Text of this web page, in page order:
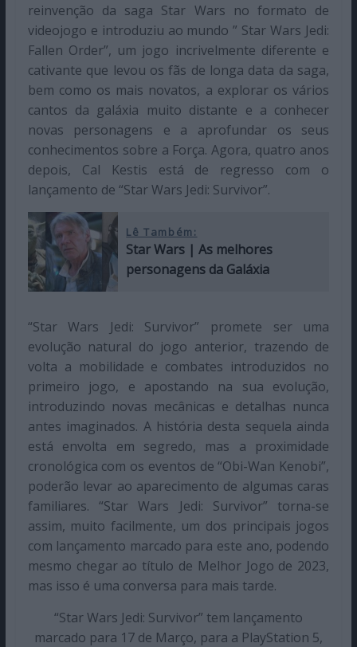
reinvenção da saga Star Wars no formato de
videojogo e introduziu ao mundo ” Star Wars Jedi:
Fallen Order”, um jogo incrivelmente diferente e
cativante que levou os fãs de longa data da saga,
bem como os mais novatos, a explorar os vários
cantos da galáxia muito distante e a conhecer
novas personagens e a aprofundar os seus
conhecimentos sobre a Força. Agora, quatro anos
depois, Cal Kestis está de regresso com o
lançamento de “Star Wars Jedi: Survivor”.
Lê Também:
Star Wars | As melhores
personagens da Galáxia
“Star Wars Jedi: Survivor” promete ser uma
evolução natural do jogo anterior, trazendo de
volta a mobilidade e combates introduzidos no
primeiro jogo, e apostando na sua evolução,
introduzindo novas mecânicas e detalhas nunca
antes imaginados. A história desta sequela ainda
está envolta em segredo, mas a proximidade
cronológica com os eventos de “Obi-Wan Kenobi”,
poderão levar ao aparecimento de algumas caras
familiares. “Star Wars Jedi: Survivor” torna-se
assim, muito facilmente, um dos principais jogos
com lançamento marcado para este ano, podendo
mesmo chegar ao título de Melhor Jogo de 2023,
mas isso é uma conversa para mais tarde.
“Star Wars Jedi: Survivor” tem lançamento
marcado para 17 de Março, para a PlayStation 5,